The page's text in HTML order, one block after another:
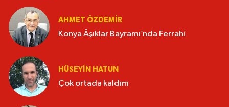
AHMET ÖZDEMIR
Konya Âşıklar Bayramı’nda Ferrahi
HÜSEYIN HATUN
Çok ortada kaldım